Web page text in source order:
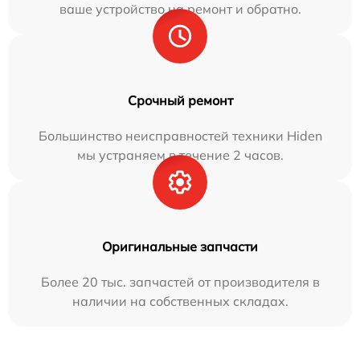
ваше устройство на ремонт и обратно.
Срочный ремонт
Большинство неисправностей техники Hiden
мы устраняем в течение 2 часов.
Оригинальные запчасти
Более 20 тыс. запчастей от производителя в
наличии на собственных складах.